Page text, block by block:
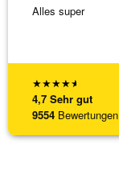
★★★★★
4,7 Sehr gut
9554 Bewertungen
Alles super